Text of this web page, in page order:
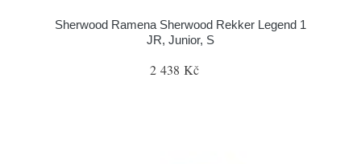
Sherwood Ramena Sherwood Rekker Legend 1
JR, Junior, S
2 438 Kč